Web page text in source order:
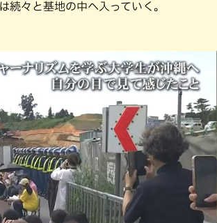
続々と基地の中へ入っていく。